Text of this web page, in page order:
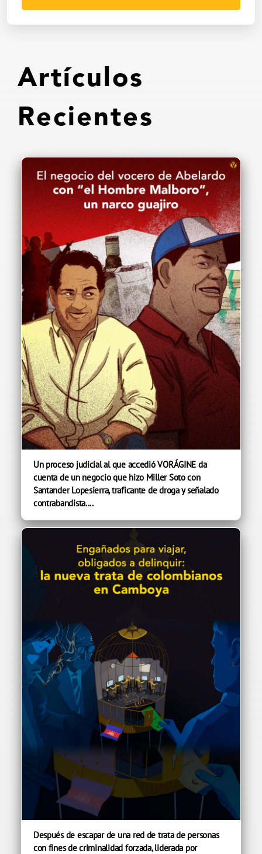
Artículos
Recientes
Un proceso judicial al que accedió VORÁGINE da
cuenta de un negocio que hizo Miller Soto con
Santander Lopesierra, traficante de droga y señalado
contrabandista....
Después de escapar de una red de trata de personas
con fines de criminalidad forzada, liderada por